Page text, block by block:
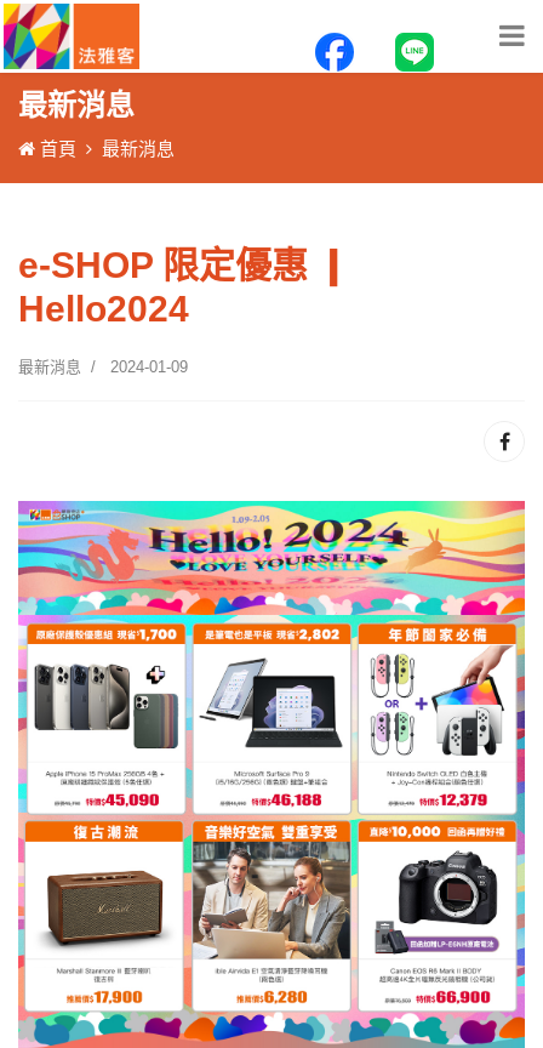
最新消息
首頁 最新消息
e-SHOP 限定優惠 ❙
Hello2024
最新消息 2024-01-09